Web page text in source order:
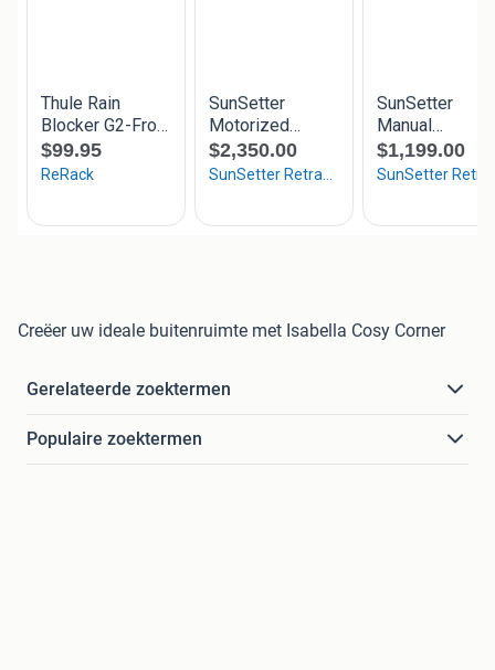
Creëer uw ideale buitenruimte met Isabella Cosy Corner
Gerelateerde zoektermen
Populaire zoektermen